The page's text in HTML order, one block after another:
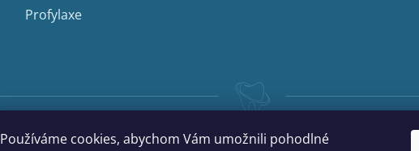
Používáme cookies, abychom Vám umožnili pohodlné
Profylaxe